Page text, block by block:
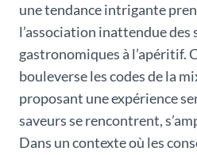
une tendance intrigante
l’association inattendue
gastronomiques à l’apéritif.
bouleverse les codes de la
proposant une expérience
saveurs se rencontrent,
Dans un contexte où les